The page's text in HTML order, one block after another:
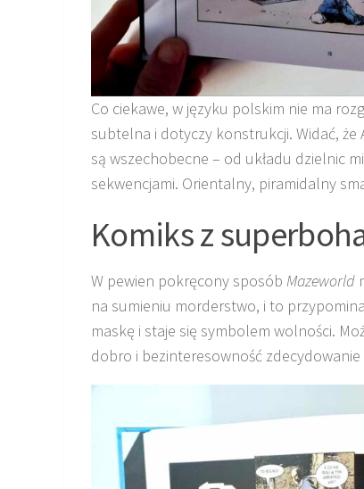
Co ciekawe, w języku polskim nie ma
subtelna i dotyczy konstrukcji. Widać, że
są wszechobecne – od układu dzielnic
sekwencjami. Orientalny, piramidalny
Komiks z
W pewien pokręcony sposób Mazeworld
na sumieniu morderstwo, i to
maskę i staje się symbolem wolności.
dobro i bezinteresowność zdecydowanie